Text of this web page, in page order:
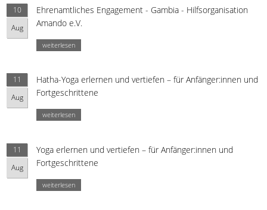
10
Aug
Ehrenamtliches Engagement - Gambia - Hilfsorganisation
Amando e.V.
weiterlesen
11
Aug
Hatha-Yoga erlernen und vertiefen – für Anfänger:innen und
Fortgeschrittene
weiterlesen
11
Aug
Yoga erlernen und vertiefen – für Anfänger:innen und
Fortgeschrittene
weiterlesen